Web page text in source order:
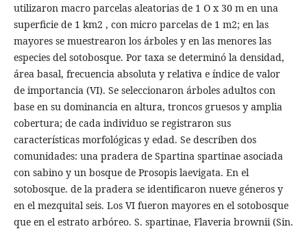
utilizaron macro parcelas aleatorias de 1 O x 30 m en una
superficie de 1 km2 , con micro parcelas de 1 m2; en las
mayores se muestrearon los árboles y en las menores las
especies del sotobosque. Por taxa se determinó la densidad,
área basal, frecuencia absoluta y relativa e índice de valor
de importancia (VI). Se seleccionaron árboles adultos con
base en su dominancia en altura, troncos gruesos y amplia
cobertura; de cada individuo se registraron sus
características morfológicas y edad. Se describen dos
comunidades: una pradera de Spartina spartinae asociada
con sabino y un bosque de Prosopis laevigata. En el
sotobosque. de la pradera se identificaron nueve géneros y
en el mezquital seis. Los VI fueron mayores en el sotobosque
que en el estrato arbóreo. S. spartinae, Flaveria brownii (Sin.